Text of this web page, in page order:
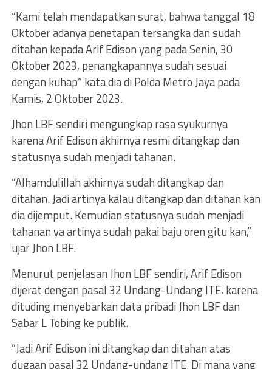
“Kami telah mendapatkan surat, bahwa tanggal 18
Oktober adanya penetapan tersangka dan sudah
ditahan kepada Arif Edison yang pada Senin, 30
Oktober 2023, penangkapannya sudah sesuai
dengan kuhap” kata dia di Polda Metro Jaya pada
Kamis, 2 Oktober 2023.
Jhon LBF sendiri mengungkap rasa syukurnya
karena Arif Edison akhirnya resmi ditangkap dan
statusnya sudah menjadi tahanan.
“Alhamdulillah akhirnya sudah ditangkap dan
ditahan. Jadi artinya kalau ditangkap dan ditahan kan
dia dijemput. Kemudian statusnya sudah menjadi
tahanan ya artinya sudah pakai baju oren gitu kan,”
ujar Jhon LBF.
Menurut penjelasan Jhon LBF sendiri, Arif Edison
dijerat dengan pasal 32 Undang-Undang ITE, karena
dituding menyebarkan data pribadi Jhon LBF dan
Sabar L Tobing ke publik.
”Jadi Arif Edison ini ditangkap dan ditahan atas
dugaan pasal 32 Undang-undang ITE. Di mana yang